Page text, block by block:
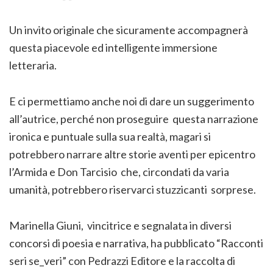
Un invito originale che sicuramente accompagnerà
questa piacevole ed intelligente immersione
letteraria.
E ci permettiamo anche noi di dare un suggerimento
all’autrice, perché non proseguire questa narrazione
ironica e puntuale sulla sua realtà, magari si
potrebbero narrare altre storie aventi per epicentro
l’Armida e Don Tarcisio che, circondati da varia
umanità, potrebbero riservarci stuzzicanti sorprese.
Marinella Giuni, vincitrice e segnalata in diversi
concorsi di poesia e narrativa, ha pubblicato “Racconti
seri se_veri” con Pedrazzi Editore e la raccolta di